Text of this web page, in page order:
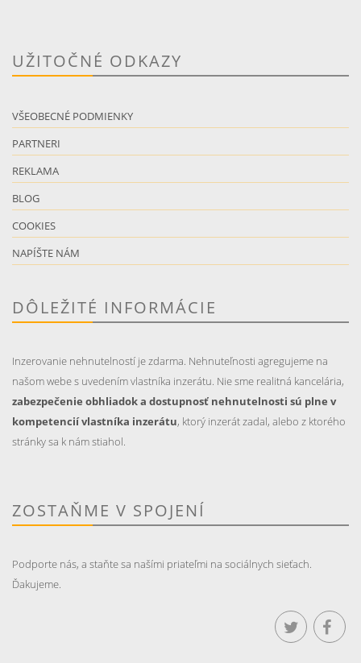
UŽITOČNÉ ODKAZY
VŠEOBECNÉ PODMIENKY
PARTNERI
REKLAMA
BLOG
COOKIES
NAPÍŠTE NÁM
DÔLEŽITÉ INFORMÁCIE
Inzerovanie nehnutelností je zdarma. Nehnuteľnosti agregujeme na
našom webe s uvedením vlastníka inzerátu. Nie sme realitná kancelária,
zabezpečenie obhliadok a dostupnosť nehnutelnosti sú plne v
kompetencií vlastníka inzerátu, ktorý inzerát zadal, alebo z ktorého
stránky sa k nám stiahol.
ZOSTAŇME V SPOJENÍ
Podporte nás, a staňte sa našími priateľmi na sociálnych sieťach.
Ďakujeme.